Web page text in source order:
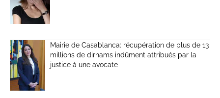
Mairie de Casablanca: récupération de plus de 13
millions de dirhams indûment attribués par la
justice à une avocate